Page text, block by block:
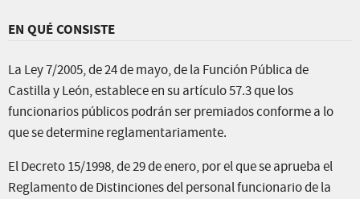
EN QUÉ CONSISTE
La Ley 7/2005, de 24 de mayo, de la Función Pública de
Castilla y León, establece en su artículo 57.3 que los
funcionarios públicos podrán ser premiados conforme a lo
que se determine reglamentariamente.
El Decreto 15/1998, de 29 de enero, por el que se aprueba el
Reglamento de Distinciones del personal funcionario de la